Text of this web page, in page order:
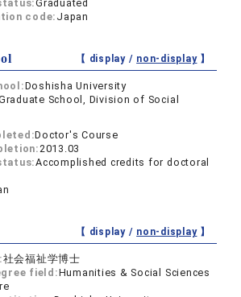
Graduated
code: Japan
【 display / non-display】
Doshisha University
School, Division of Social
Doctor's Course
2013.03
Accomplished credits for doctoral
【 display / non-display】
社会福祉学博士
field:Humanities & Social Sciences